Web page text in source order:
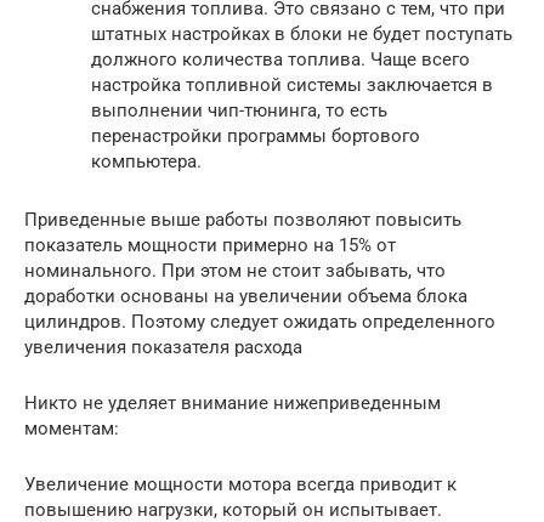
снабжения топлива. Это связано с тем, что при
штатных настройках в блоки не будет поступать
должного количества топлива. Чаще всего
настройка топливной системы заключается в
выполнении чип-тюнинга, то есть
перенастройки программы бортового
компьютера.
Приведенные выше работы позволяют повысить
показатель мощности примерно на 15% от
номинального. При этом не стоит забывать, что
доработки основаны на увеличении объема блока
цилиндров. Поэтому следует ожидать определенного
увеличения показателя расхода
Никто не уделяет внимание нижеприведенным
моментам:
Увеличение мощности мотора всегда приводит к
повышению нагрузки, который он испытывает.